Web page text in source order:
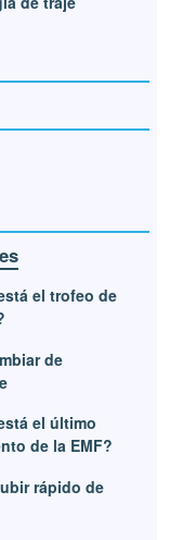
el trofeo de
de
el último
de la EMF?
rápido de